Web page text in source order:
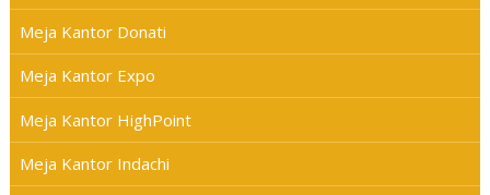
Meja Kantor Donati
Meja Kantor Expo
Meja Kantor HighPoint
Meja Kantor Indachi